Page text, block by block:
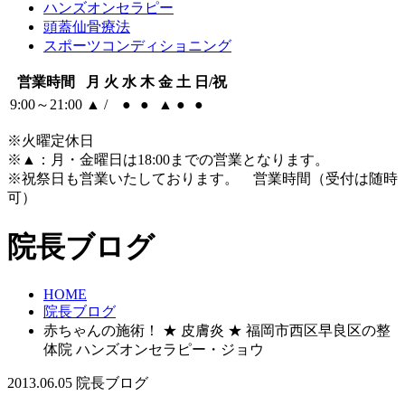
ハンズオンセラピー
頭蓋仙骨療法
スポーツコンディショニング
営業時間 月 火 水 木 金 土 日/祝
9:00～21:00 ▲ / ● ● ▲ ● ●
※火曜定休日
※ ▲
：月・金曜日は18:00までの営業となります。
※祝祭日も営業いたしております。 営業時間（受付は随時
可）
院長ブログ
HOME
院長ブログ
赤ちゃんの施術！ ★ 皮膚炎 ★ 福岡市西区早良区の整
体院 ハンズオンセラピー・ジョウ
2013.06.05 院長ブログ